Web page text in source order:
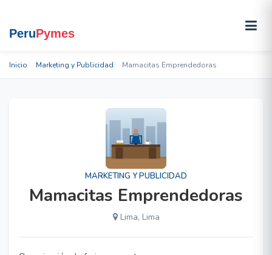
Inicio Marketing y Publicidad Mamacitas Emprendedoras
MARKETING Y PUBLICIDAD
Mamacitas Emprendedoras
Lima, Lima